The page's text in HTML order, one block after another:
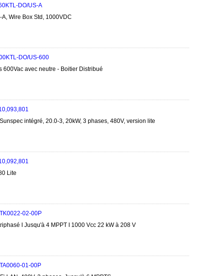
DO/US-A
Wire Box Std, 1000VDC
DO/US-600
600Vac avec neutre - Boitier Distribué
intégré, 20.0-3, 20kW, 3 phases, 480V, version lite
Lite
02-00P
I Jusqu'à 4 MPPT I 1000 Vcc 22 kW à 208 V
01-00P